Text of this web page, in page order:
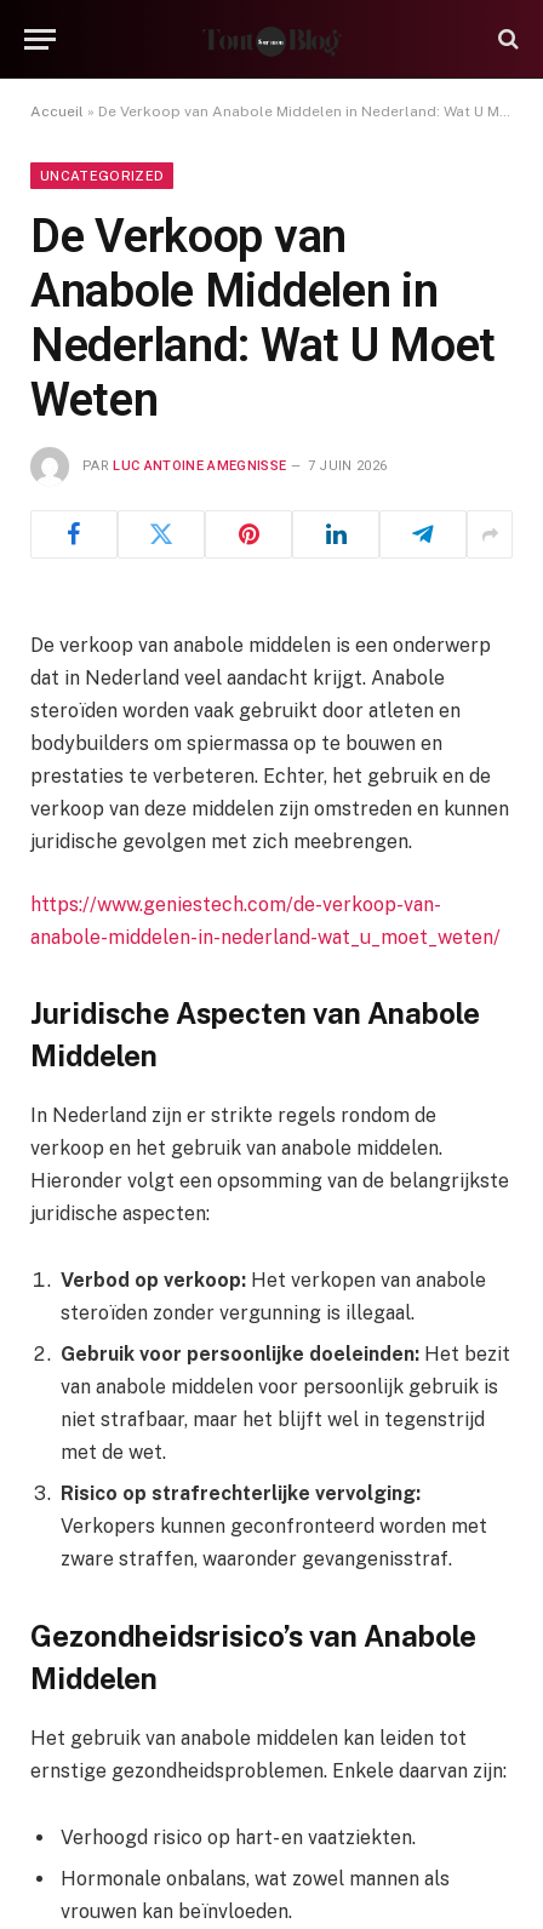
Accueil » De Verkoop van Anabole Middelen in Nederland: Wat U Moet Weten
UNCATEGORIZED
De Verkoop van
Anabole Middelen in
Nederland: Wat U Moet
Weten
PAR LUC ANTOINE AMEGNISSE 7 JUIN 2026
De verkoop van anabole middelen is een onderwerp
dat in Nederland veel aandacht krijgt. Anabole
steroïden worden vaak gebruikt door atleten en
bodybuilders om spiermassa op te bouwen en
prestaties te verbeteren. Echter, het gebruik en de
verkoop van deze middelen zijn omstreden en kunnen
juridische gevolgen met zich meebrengen.
https://www.geniestech.com/de-verkoop-van-
anabole-middelen-in-nederland-wat_u_moet_weten/
Juridische Aspecten van Anabole
Middelen
In Nederland zijn er strikte regels rondom de
verkoop en het gebruik van anabole middelen.
Hieronder volgt een opsomming van de belangrijkste
juridische aspecten:
Verbod op verkoop: Het verkopen van anabole
steroïden zonder vergunning is illegaal.
Gebruik voor persoonlijke doeleinden: Het bezit
van anabole middelen voor persoonlijk gebruik is
niet strafbaar, maar het blijft wel in tegenstrijd
met de wet.
Risico op strafrechterlijke vervolging:
Verkopers kunnen geconfronteerd worden met
zware straffen, waaronder gevangenisstraf.
Gezondheidsrisico’s van Anabole
Middelen
Het gebruik van anabole middelen kan leiden tot
ernstige gezondheidsproblemen. Enkele daarvan zijn:
Verhoogd risico op hart- en vaatziekten.
Hormonale onbalans, wat zowel mannen als
vrouwen kan beïnvloeden.